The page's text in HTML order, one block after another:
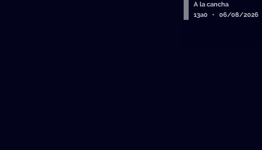
A la cancha
13a0 • 06/08/2026